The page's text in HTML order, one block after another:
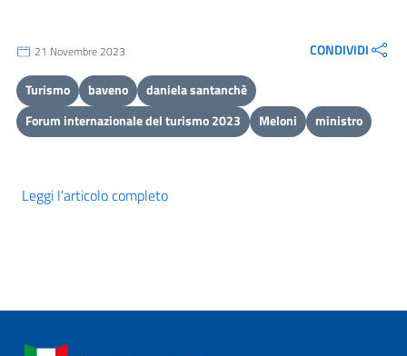
21 Novembre 2023 CONDIVIDI
Turismo baveno
daniela santanchè
Forum internazionale del turismo 2023
Meloni ministro
Leggi l’articolo completo